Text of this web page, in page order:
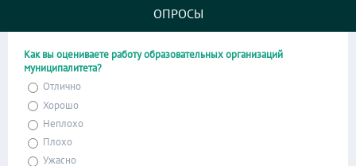
ОПРОСЫ
Как вы оцениваете работу образовательных организаций
муниципалитета?
Отлично
Хорошо
Неплохо
Плохо
Ужасно